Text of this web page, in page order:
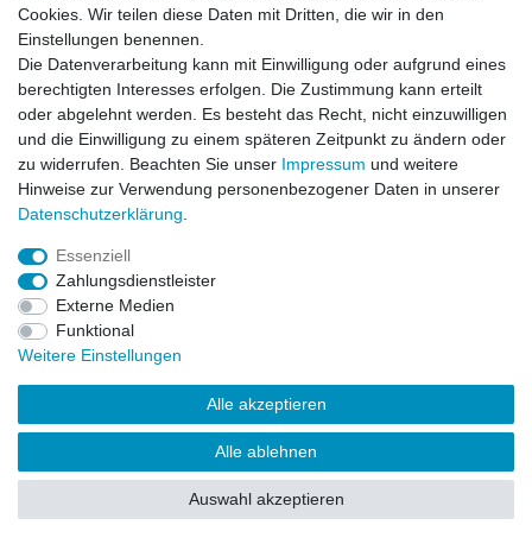
Impressum Daten­schutz­erklärung AGB
Barrierefreiheitserklärung Widerrufs­recht
Vertrag widerrufen
© Copyright 2026 | Alle Rechte vorbehalten.
Cookies. Wir teilen diese Daten mit Dritten, die wir in den
Einstellungen benennen.
Die Datenverarbeitung kann mit Einwilligung oder aufgrund eines
berechtigten Interesses erfolgen. Die Zustimmung kann erteilt
oder abgelehnt werden. Es besteht das Recht, nicht einzuwilligen
und die Einwilligung zu einem späteren Zeitpunkt zu ändern oder
zu widerrufen. Beachten Sie unser Impressum und weitere
Hinweise zur Verwendung personenbezogener Daten in unserer
Daten­schutz­erklärung
Essenziell
Zahlungsdienstleister
Externe Medien
Funktional
Weitere Einstellungen
Alle akzeptieren
Alle ablehnen
Auswahl akzeptieren